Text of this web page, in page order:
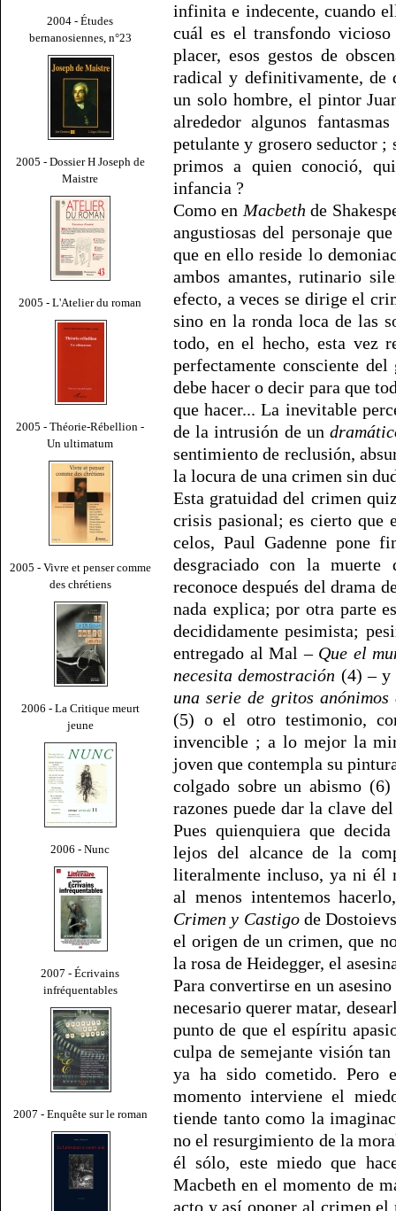
2004 - Études
bernanosiennes, n°23
2005 - Dossier H Joseph de
Maistre
2005 - L'Atelier du roman
2005 - Théorie-Rébellion -
Un ultimatum
2005 - Vivre et penser comme
des chrétiens
2006 - La Critique meurt
jeune
2006 - Nunc
2007 - Écrivains
infréquentables
2007 - Enquête sur le roman
infinita e indecente, cuando
cuál es el transfondo
placer, esos gestos de
radical y definitivamente, de
un solo hombre, el pintor
alrededor algunos
petulante y grosero seductor
primos a quien conoció,
infancia ?
Como en Macbeth de
angustiosas del personaje
que en ello reside lo
ambos amantes, rutinario
efecto, a veces se dirige el
sino en la ronda loca de las
todo, en el hecho, esta vez
perfectamente consciente
debe hacer o decir para que
que hacer... La inevitable
de la intrusión de un
sentimiento de reclusión,
la locura de una crimen sin
Esta gratuidad del crimen
crisis pasional; es cierto que
celos, Paul Gadenne pone
desgraciado con la muerte
reconoce después del drama
nada explica; por otra parte
decididamente pesimista;
entregado al Mal – Que el
necesita demostración (4) – y
una serie de gritos
(5) o el otro testimonio,
invencible ; a lo mejor la
joven que contempla su
colgado sobre un abismo
razones puede dar la clave
Pues quienquiera que
lejos del alcance de la
literalmente incluso, ya ni él
al menos intentemos
Crimen y Castigode
el origen de un crimen, que
la rosa de Heidegger, el
Para convertirse en un
necesario querer matar,
punto de que el espíritu
culpa de semejante visión
ya ha sido cometido. Pero
momento interviene el
tiende tanto como la
no el resurgimiento de la
él sólo, este miedo que
Macbeth en el momento de
acto y así oponer al crimen